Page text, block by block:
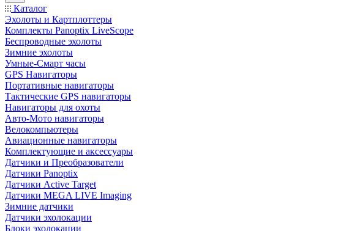
Каталог
Эхолоты и Картплоттеры
Комплекты Panoptix LiveScope
Беспроводные эхолоты
Зимние эхолоты
Умные-Смарт часы
GPS Навигаторы
Портативные навигаторы
Тактические GPS навигаторы
Навигаторы для охоты
Авто-Мото навигаторы
Велокомпьютеры
Авиационные навигаторы
Комплектующие и аксессуары
Датчики и Преобразователи
Датчики Panoptix
Датчики Active Target
Датчики MEGA LIVE Imaging
Зимние датчики
Датчики эхолокации
Блоки эхолокации